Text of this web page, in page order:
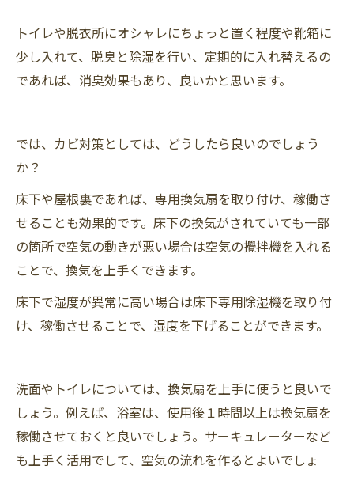
トイレや脱衣所にオシャレにちょっと置く程度や靴箱に
少し入れて、脱臭と除湿を行い、定期的に入れ替えるの
であれば、消臭効果もあり、良いかと思います。
では、カビ対策としては、どうしたら良いのでしょう
か？
床下や屋根裏であれば、専用換気扇を取り付け、稼働さ
せることも効果的です。床下の換気がされていても一部
の箇所で空気の動きが悪い場合は空気の攪拌機を入れる
ことで、換気を上手くできます。
床下で湿度が異常に高い場合は床下専用除湿機を取り付
け、稼働させることで、湿度を下げることができます。
洗面やトイレについては、換気扇を上手に使うと良いで
しょう。例えば、浴室は、使用後１時間以上は換気扇を
稼働させておくと良いでしょう。サーキュレーターなど
も上手く活用でして、空気の流れを作るとよいでしょ